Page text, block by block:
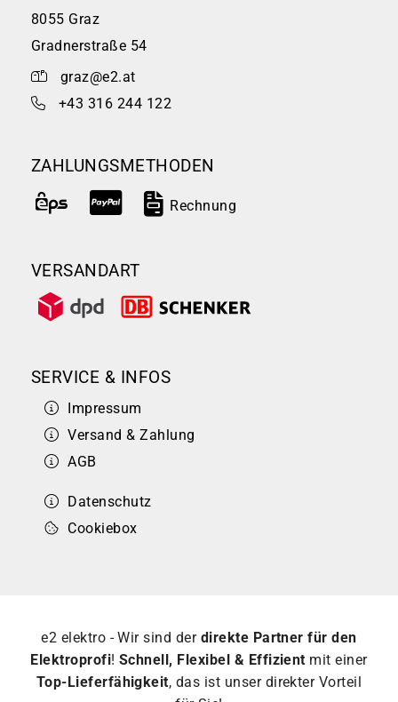
8055 Graz
Gradnerstraße 54
graz@e2.at
+43 316 244 122
ZAHLUNGSMETHODEN
Rechnung
VERSANDART
SERVICE & INFOS
Impressum
Versand & Zahlung
AGB
Datenschutz
Cookiebox
e2 elektro - Wir sind der direkte Partner für den
Elektroprofi! Schnell, Flexibel & Effizient mit einer
Top-Lieferfähigkeit, das ist unser direkter Vorteil